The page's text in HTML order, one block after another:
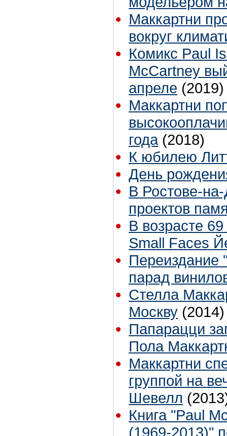
Маккартни
вокруг
Комикс Paul
McCartney
апреле (2019)
Маккартни
года (2018)
К юбилею
День
В Ростове-
проектов
В возрасте
Small Faces
Переиздание
парад
Стелла
Москву (2014)
Папарацци
Пола
Маккартни
группой на
Шевелл
Книга "Paul
(1969-2013)"